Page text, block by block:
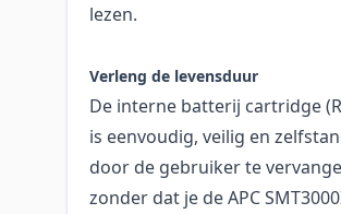
lezen.
Verleng de levensduur
De interne batterij cartridge
is eenvoudig, veilig en
door de gebruiker te
zonder dat je de APC